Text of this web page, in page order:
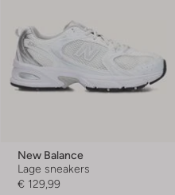
New Balance
Lage sneakers
€ 129,99